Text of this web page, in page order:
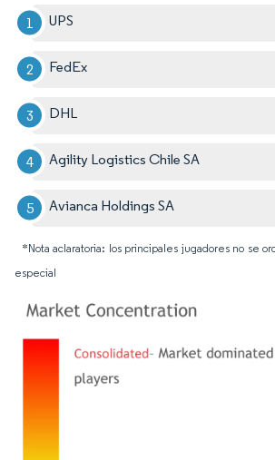
UPS
FedEx
DHL
Agility Logistics Chile SA
Avianca Holdings SA
*Nota aclaratoria: los principales jugadores no se
especial